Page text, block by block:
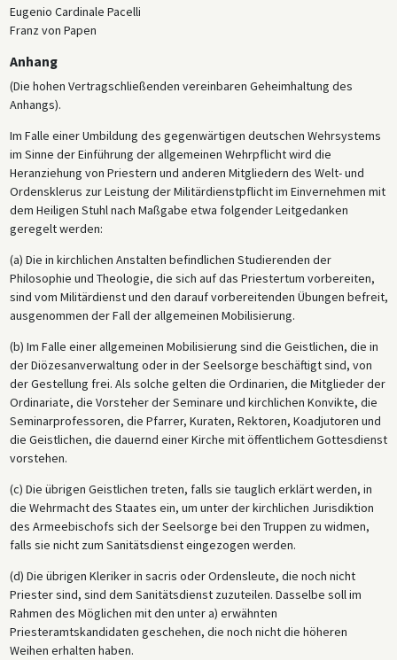
Eugenio Cardinale Pacelli
Franz von Papen
Anhang
(Die hohen Vertragschließenden vereinbaren Geheimhaltung des
Anhangs).
Im Falle einer Umbildung des gegenwärtigen deutschen Wehrsystems
im Sinne der Einführung der allgemeinen Wehrpflicht wird die
Heranziehung von Priestern und anderen Mitgliedern des Welt- und
Ordensklerus zur Leistung der Militärdienstpflicht im Einvernehmen mit
dem Heiligen Stuhl nach Maßgabe etwa folgender Leitgedanken
geregelt werden:
(a) Die in kirchlichen Anstalten befindlichen Studierenden der
Philosophie und Theologie, die sich auf das Priestertum vorbereiten,
sind vom Militärdienst und den darauf vorbereitenden Übungen befreit,
ausgenommen der Fall der allgemeinen Mobilisierung.
(b) Im Falle einer allgemeinen Mobilisierung sind die Geistlichen, die in
der Diözesanverwaltung oder in der Seelsorge beschäftigt sind, von
der Gestellung frei. Als solche gelten die Ordinarien, die Mitglieder der
Ordinariate, die Vorsteher der Seminare und kirchlichen Konvikte, die
Seminarprofessoren, die Pfarrer, Kuraten, Rektoren, Koadjutoren und
die Geistlichen, die dauernd einer Kirche mit öffentlichem Gottesdienst
vorstehen.
(c) Die übrigen Geistlichen treten, falls sie tauglich erklärt werden, in
die Wehrmacht des Staates ein, um unter der kirchlichen Jurisdiktion
des Armeebischofs sich der Seelsorge bei den Truppen zu widmen,
falls sie nicht zum Sanitätsdienst eingezogen werden.
(d) Die übrigen Kleriker in sacris oder Ordensleute, die noch nicht
Priester sind, sind dem Sanitätsdienst zuzuteilen. Dasselbe soll im
Rahmen des Möglichen mit den unter a) erwähnten
Priesteramtskandidaten geschehen, die noch nicht die höheren
Weihen erhalten haben.